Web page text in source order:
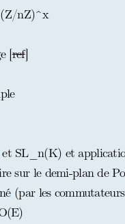
(Z/nZ)^x
[ref]
SL_n(K) et
sur le demi-plan de
(par les